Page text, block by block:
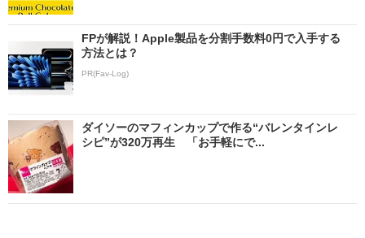
FPが解説！Apple製品を分割手数料0円で入手する
方法とは？
PR(Fav-Log)
ダイソーのマフィンカップで作る“バレンタインレ
シピ”が320万再生 「お手軽にで...